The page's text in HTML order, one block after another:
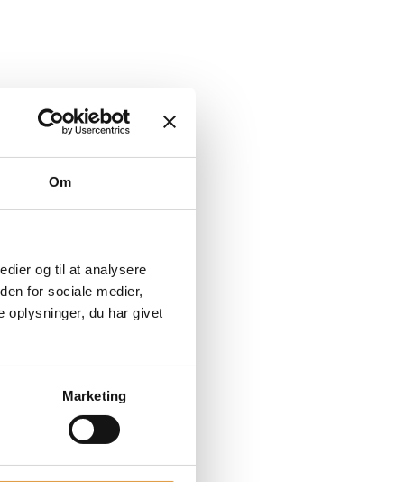
Om
og til at analysere
for sociale medier,
oplysninger, du har givet
Marketing